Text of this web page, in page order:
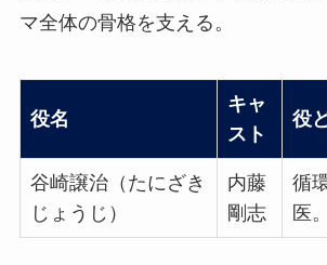
マ全体の骨格を支える。
役名
キャ
スト
役
谷崎譲治（たにざき
じょうじ）
内藤
剛志
循
医